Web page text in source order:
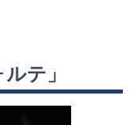
テ」